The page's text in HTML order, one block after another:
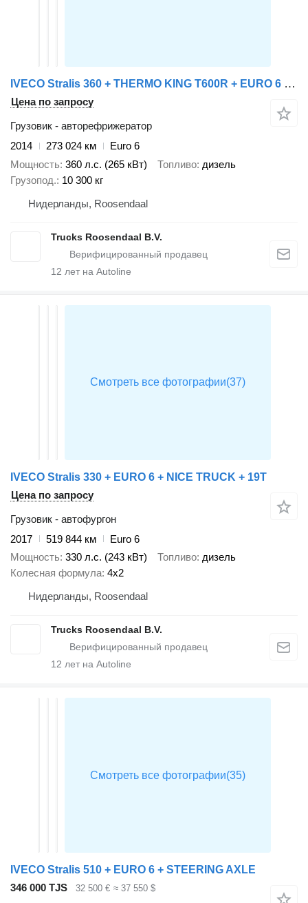
IVECO Stralis 360 + THERMO KING T600R + EURO 6 + 3T LIFT
Цена по запросу
Грузовик - авторефрижератор
2014
273 024 км
Euro 6
Мощность 360 л.с. (265 кВт) Топливо дизель
Грузопод. 10 300 кг
Нидерланды, Roosendaal
Trucks Roosendaal B.V.
12 лет на Autoline
IVECO Stralis 330 + EURO 6 + NICE TRUCK + 19T
Цена по запросу
Грузовик - автофургон
2017
519 844 км
Euro 6
Мощность 330 л.с. (243 кВт) Топливо дизель
Колесная формула 4x2
Нидерланды, Roosendaal
Trucks Roosendaal B.V.
12 лет на Autoline
IVECO Stralis 510 + EURO 6 + STEERING AXLE
346 000 TJS
32 500 € ≈ 37 550 $